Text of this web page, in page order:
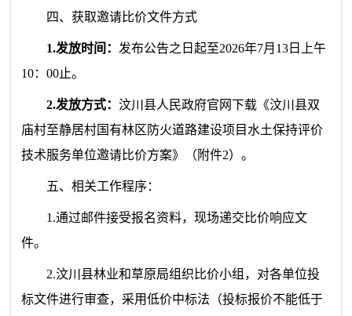
四、获取邀请比价文件方式
1.发放时间： 发布公告之日起至2026年7月13日上午
10：00止。
2.发放方式：汶川县人民政府官网下载 《汶川县双
庙村至静居村国有林区防火道路建设项目水土保持评价
技术服务单位邀请比价方案》（附件2）。
五、相关工作程序：
1.通过邮件接受报名资料，现场递交比价响应文
件。
2.汶川县林业和草原局组织比价小组，对各单位投
标文件进行审查，采用低价中标法 （投标报价不能低于